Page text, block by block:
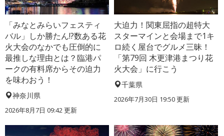
「みなとみらいフェスティ
バル」しか勝たん!?数ある花
火大会のなかでも圧倒的に
最推しな理由とは？臨港パ
ークの有料席からその迫力
を味わおう！
神奈川県
2026年8月7日 09:42 更新
大迫力！関東屈指の超特大
スターマインと会場まで1キ
ロ続く屋台でグルメ三昧！
「第79回 木更津港まつり花
火大会」に行こう
千葉県
2026年7月30日 19:50 更新